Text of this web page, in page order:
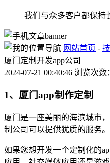
我们与众多客户都保持
网站首页 -
厦门定制开发app公司
2024-07-21 00:40:46 浏览次
1、厦门app制作定制
厦门是一座美丽的海滨城市
制公司可以提供犹质的服务。
如果您想开发一个定制化的